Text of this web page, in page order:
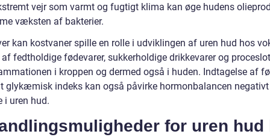
vejr som varmt og fugtigt klima kan øge hudens
væksten af bakterier.
kan kostvaner spille en rolle i udviklingen af uren hud hos
fedtholdige fødevarer, sukkerholdige drikkevarer og
i kroppen og dermed også i huden. Indtagelse af
glykæmisk indeks kan også påvirke hormonbalancen
i uren hud.
for uren hud